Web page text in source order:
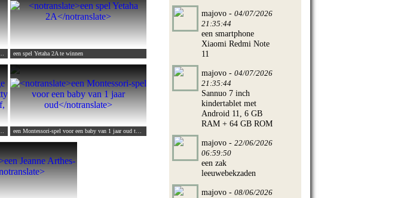
een spel Yetaha 2A te winnen
een Montessori-spel voor een baby van 1 jaar oud te winnen
majovo - 04/07/2026
21:35:44
een smartphone
Xiaomi Redmi Note
11
majovo - 04/07/2026
21:35:44
Sannuo 7 inch
kindertablet met
Android 11, 6 GB
RAM + 64 GB ROM
majovo - 22/06/2026
06:59:50
een zak
leeuwebekzaden
majovo - 08/06/2026